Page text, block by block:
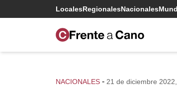
LocalesRegionalesNacionales
NACIONALES - 21 de diciembre